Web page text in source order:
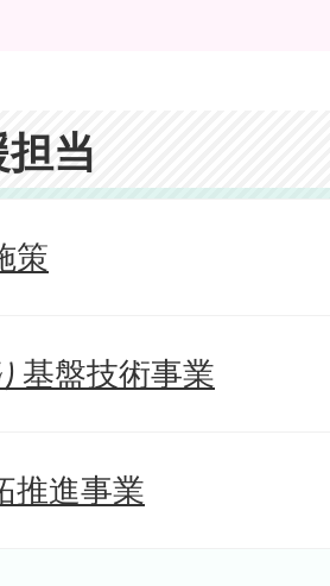
当
策
基盤技術事業
推進事業